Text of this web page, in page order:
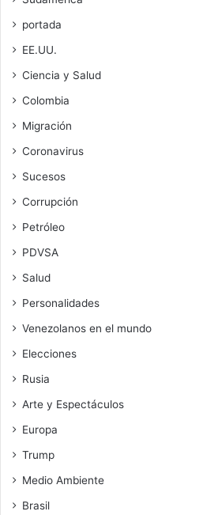
portada
EE.UU.
Ciencia y Salud
Colombia
Migración
Coronavirus
Sucesos
Corrupción
Petróleo
PDVSA
Salud
Personalidades
Venezolanos en el mundo
Elecciones
Rusia
Arte y Espectáculos
Europa
Trump
Medio Ambiente
Brasil